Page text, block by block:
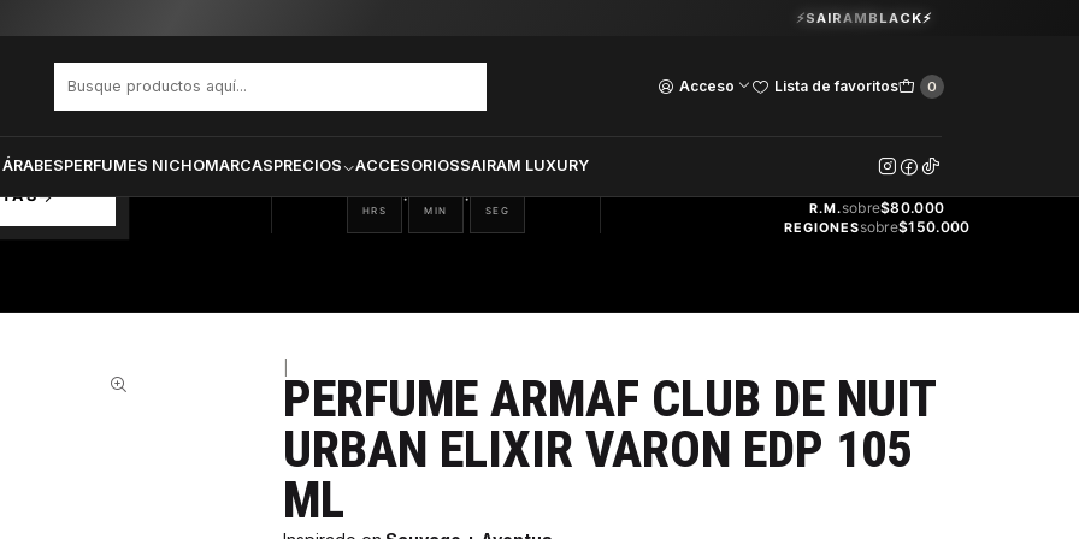
Acceso Lista de favoritos 0
PERFUMES NICHOMARCASPRECIOS ACCESORIOSSAIRAM LUXURY
Guardia Vieja 202. Oficina 102.Ver Horarios
⚡SAIRAMBLACK⚡
18
HRS
: 04
MIN
: 32
SEG
GRATIS
R.M.sobre$80.000
REGIONESsobre$150.000
PERFUME ARMAF CLUB DE NUIT
URBAN ELIXIR VARON EDP 105
ML